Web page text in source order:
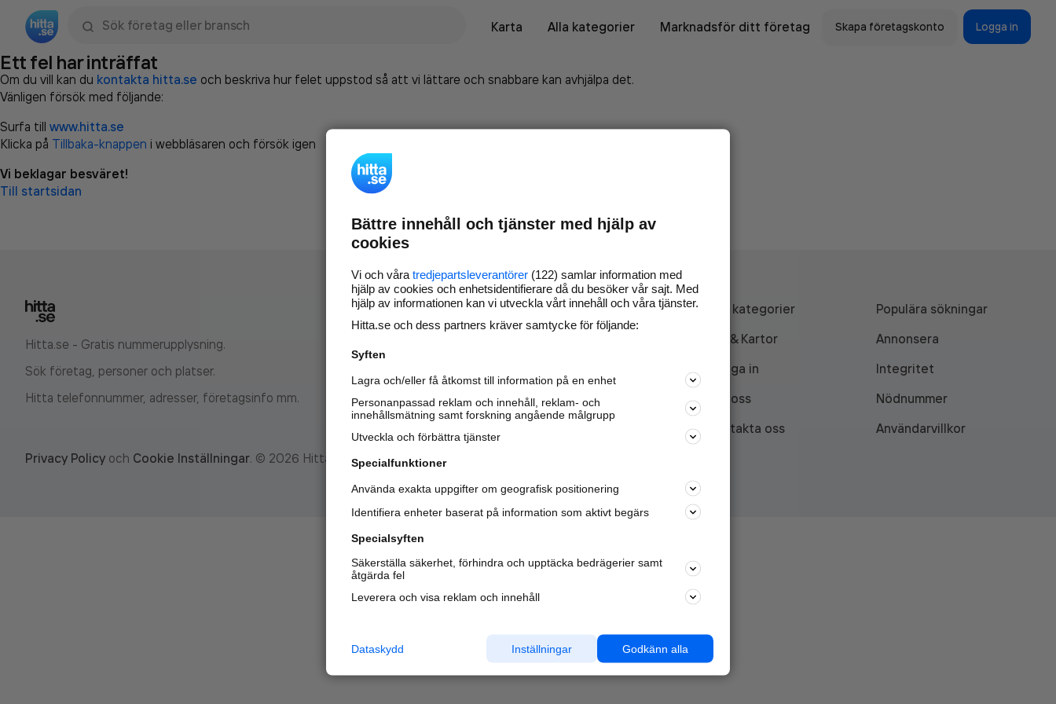
Karta
Alla kategorier Marknadsför ditt företag Skapa företagskonto Logga in
Ett fel har inträffat
Om du vill kan du kontakta hitta.se och beskriva hur felet uppstod så att vi lättare och snabbare kan avhjälpa det.
Vänligen försök med följande:
Surfa till www.hitta.se
Klicka på Tillbaka-knappen i webbläsaren och försök igen
Vi beklagar besväret!
Till startsidan
Hitta.se - Gratis nummerupplysning.
Sök företag, personer och platser.
Hitta telefonnummer, adresser, företagsinfo mm.
Marknadsför företaget på
nya kunder och
samarbetspartners nära dig.
Läs mer här
Alla kategorier
Populära sökningar
API & Kartor
Annonsera
Logga in
Integritet
Om oss
Nödnummer
Kontakta oss
Användarvillkor
Privacy Policy och Cookie Inställningar. © 2026 Hitta.se
Bättre innehåll och tjänster med hjälp av
cookies
Vi och våra tredjepartsleverantörer (122) samlar information med
hjälp av cookies och enhetsidentifierare då du besöker vår sajt. Med
hjälp av informationen kan vi utveckla vårt innehåll och våra tjänster.
Hitta.se och dess partners kräver samtycke för följande:
Syften
Lagra och/eller få åtkomst till information på en enhet
Personanpassad reklam och innehåll, reklam- och
innehållsmätning samt forskning angående målgrupp
Utveckla och förbättra tjänster
Specialfunktioner
Använda exakta uppgifter om geografisk positionering
Identifiera enheter baserat på information som aktivt begärs
Specialsyften
Säkerställa säkerhet, förhindra och upptäcka bedrägerier samt
åtgärda fel
Leverera och visa reklam och innehåll
Godkänn alla
Inställningar
Dataskydd